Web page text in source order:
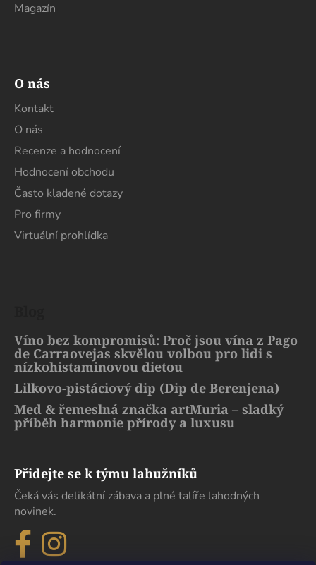
Magazín
O nás
Kontakt
O nás
Recenze a hodnocení
Hodnocení obchodu
Často kladené dotazy
Pro firmy
Virtuální prohlídka
Víno bez kompromisů: Proč jsou vína z Pago
de Carraovejas skvělou volbou pro lidi s
nízkohistaminovou dietou
Lilkovo-pistáciový dip (Dip de Berenjena)
Med & řemeslná značka artMuria – sladký
příběh harmonie přírody a luxusu
Přidejte se k týmu labužníků
Čeká vás delikátní zábava a plné talíře lahodných
novinek.